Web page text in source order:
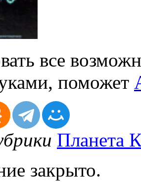
все
поможет
Планета
закрыто.